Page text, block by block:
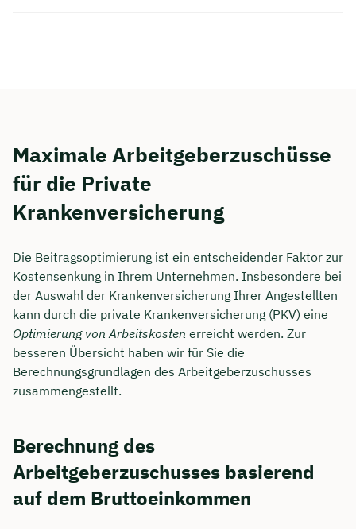
Maximale Arbeitgeberzuschüsse
für die Private
Krankenversicherung
Die Beitragsoptimierung ist ein entscheidender Faktor zur
Kostensenkung in Ihrem Unternehmen. Insbesondere bei
der Auswahl der Krankenversicherung Ihrer Angestellten
kann durch die private Krankenversicherung (PKV) eine
Optimierung von Arbeitskosten erreicht werden. Zur
besseren Übersicht haben wir für Sie die
Berechnungsgrundlagen des Arbeitgeberzuschusses
zusammengestellt.
Berechnung des
Arbeitgeberzuschusses basierend
auf dem Bruttoeinkommen